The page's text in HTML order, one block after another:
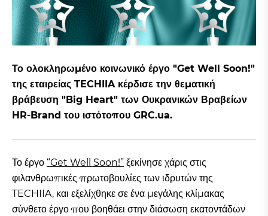
Το ολοκληρωμένο κοινωνικό έργο "Get Well Soon!"
της εταιρείας TECHIIA κέρδισε την θεματική
βράβευση "Big Heart" των Ουκρανικών Βραβείων
HR-Brand του ιστότοπου GRC.ua.
Το έργο “Get Well Soon!” ξεκίνησε χάρις στις
φιλανθρωπικές πρωτοβουλίες των ιδρυτών της
TECHIIA, και εξελίχθηκε σε ένα μεγάλης κλίμακας
σύνθετο έργο που βοηθάει στην διάσωση εκατοντάδων